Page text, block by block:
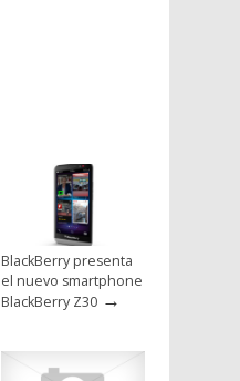
BlackBerry presenta
el nuevo smartphone
BlackBerry Z30 →